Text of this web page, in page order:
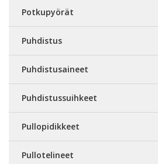
Potkupyörät
Puhdistus
Puhdistusaineet
Puhdistussuihkeet
Pullopidikkeet
Pullotelineet